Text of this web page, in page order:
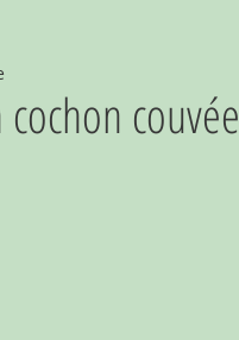
couvée